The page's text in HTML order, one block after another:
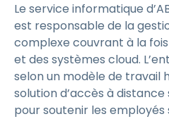
Le service informatique
est responsable de la
complexe couvrant à la
et des systèmes cloud.
selon un modèle de travail
solution d’accès à
pour soutenir les employés